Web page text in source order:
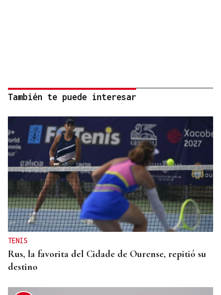
También te puede interesar
TENIS
Rus, la favorita del Cidade de Ourense, repitió su
destino